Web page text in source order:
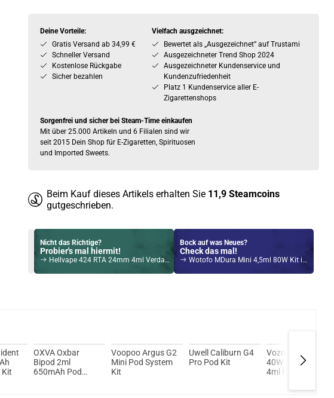
Deine Vorteile:
Gratis Versand ab 34,99 €
Schneller Versand
Kostenlose Rückgabe
Sicher bezahlen
Vielfach ausgzeichnet:
Bewertet als „Ausgezeichnet” auf Trustami
Ausgezeichneter Trend Shop 2024
Ausgezeichneter Kundenservice und
Kundenzufriedenheit
Platz 1 Kundenservice aller E-
Zigarettenshops
Sorgenfrei und sicher bei Steam-Time einkaufen
Mit über 25.000 Artikeln und 6 Filialen sind wir
seit 2015 Dein Shop für E-Zigaretten, Spirituosen
und Imported Sweets.
Beim Kauf dieses Artikels erhalten Sie 11,9 Steamcoins
gutgeschrieben.
Nicht das Richtige?
Probier's mal hiermit!
Hellvape 424 RTA 24mm 4ml Verdampfer Tank Gunmetal
Bock auf was Neues?
Check das mal!
Wotofo MDura Mini 4,5ml 80W Kit inkl. nexMINI Subohm Orange
Kit
OXVA Oxbar
Bipod 2ml
650mAh Pod
Voopoo Argus G2
Mini Pod System
Kit
Uwell Caliburn G4
Pro Pod Kit
Vozol G-Roar
40W 1500mAh
4ml Pod System